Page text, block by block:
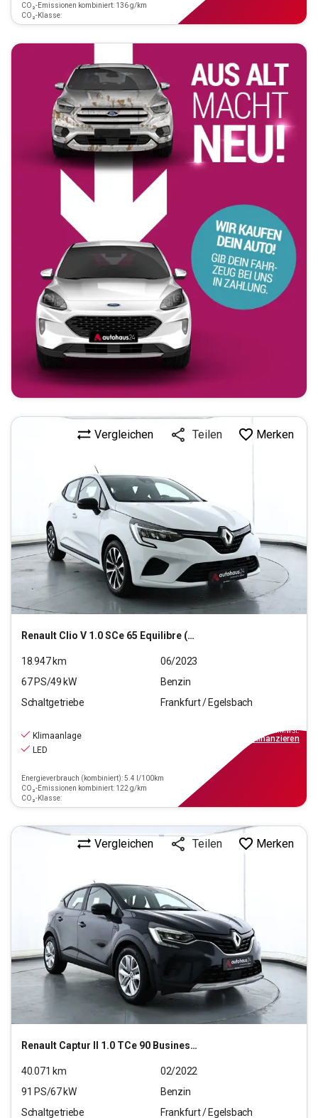
CO₂-Emissionen kombiniert: 136 g/km
CO₂-Klasse:
Renault Clio V 1.0 SCe 65 Equilibre (EURO 6d)
Vergleichen Teilen Merken
18.947km
06/2023
67PS/49 kW
Benzin
Schaltgetriebe
Frankfurt / Egelsbach
Klimaanlage
LED
Energieverbrauch (kombiniert): 5.4 l/100km
CO₂-Emissionen kombiniert: 122 g/km
CO₂-Klasse:
inkl.MwSt.
finanzieren
Renault Captur II 1.0 TCe 90 Business Edition (EURO 6d)
Vergleichen Teilen Merken
40.071 km
02/2022
91 PS/67kW
Benzin
Schaltgetriebe
Frankfurt / Egelsbach